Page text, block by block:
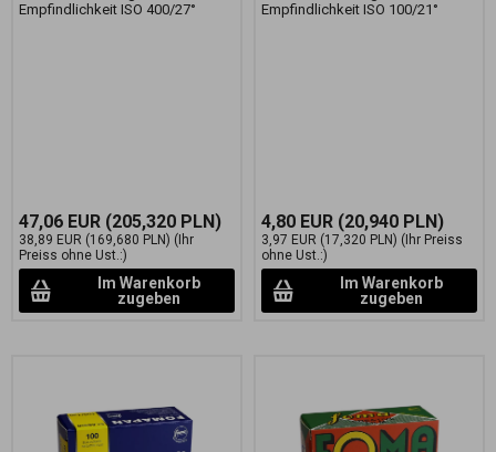
Empfindlichkeit ISO 400/27°
47,06 EUR (205,320 PLN)
38,89 EUR (169,680 PLN) (Ihr
Preiss ohne Ust.:)
Im Warenkorb
zugeben
Empfindlichkeit ISO 100/21°
4,80 EUR (20,940 PLN)
3,97 EUR (17,320 PLN) (Ihr Preiss
ohne Ust.:)
Im Warenkorb
zugeben